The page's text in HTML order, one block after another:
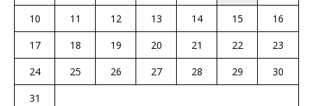
10
11 12 13 14 15
16
17
18 19 20 21 22
23
24
25 26 27 28 29
30
31